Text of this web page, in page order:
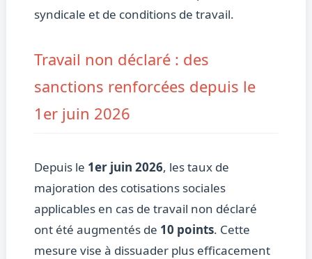
syndicale et de conditions de travail.
Travail non déclaré : des
sanctions renforcées depuis le
1er juin 2026
Depuis le 1er juin 2026, les taux de
majoration des cotisations sociales
applicables en cas de travail non déclaré
ont été augmentés de 10 points. Cette
mesure vise à dissuader plus efficacement